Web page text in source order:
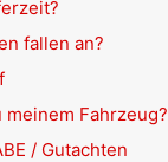
fallen an?
Fahrzeug?
/ Gutachten